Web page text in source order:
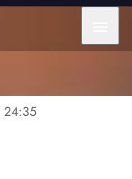
24:35